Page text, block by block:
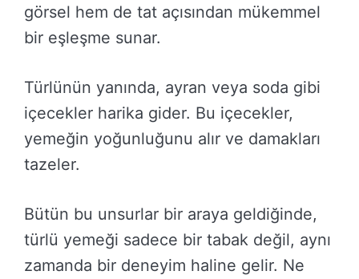
görsel hem de tat açısından mükemmel
bir eşleşme sunar.
Türlünün yanında, ayran veya soda gibi
içecekler harika gider. Bu içecekler,
yemeğin yoğunluğunu alır ve damakları
tazeler.
Bütün bu unsurlar bir araya geldiğinde,
türlü yemeği sadece bir tabak değil, aynı
zamanda bir deneyim haline gelir. Ne